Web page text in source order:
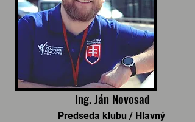
Ing. Ján Novosad
Predseda klubu / Hlavný